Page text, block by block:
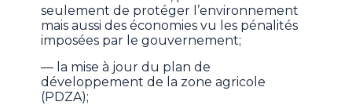
seulement de protéger l’environnement
mais aussi des économies vu les pénalités
imposées par le gouvernement;
— la mise à jour du plan de
développement de la zone agricole
(PDZA);